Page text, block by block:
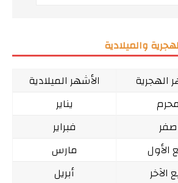
والميلادية
الهجرية
الأشهر الميلادية
محرم
يناير
صفر
فبراير
الأول
مارس
الآخر
أبريل